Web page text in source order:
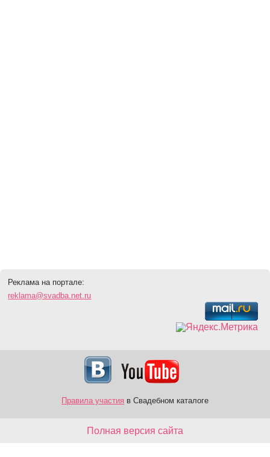
Реклама на портале:
reklama@svadba.net.ru
Правила участия в Свадебном каталоге
Полная версия сайта